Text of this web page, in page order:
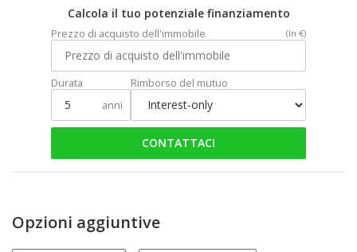
Calcola il tuo potenziale finanziamento
Prezzo di acquisto dell'immobile (In €)
Durata
anni
Rimborso del mutuo
CONTATTACI
Opzioni aggiuntive